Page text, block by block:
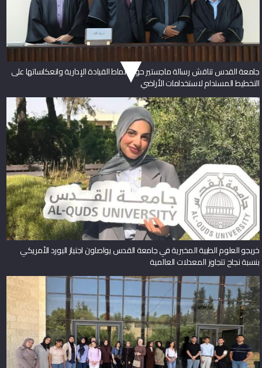
جامعة القدس تناقش رسالة ماجستير حول أنماط القيادة الإدارية وانعكاساتها على
التخطيط المستدام لاستخدامات الأراضي
خريجو العلوم الطبية المخبرية في جامعة القدس يواصلون اجتياز البورد الأمريكي
بنسبة نجاح تتجاوز المعدلات العالمية